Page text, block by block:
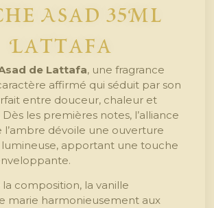
Asad 35Ml
Lattafa
de Lattafa, une fragrance
affirmé qui séduit par son
entre douceur, chaleur et
les premières notes, l’alliance
l’ambre dévoile une ouverture
apportant une touche
composition, la vanille
marie harmonieusement aux